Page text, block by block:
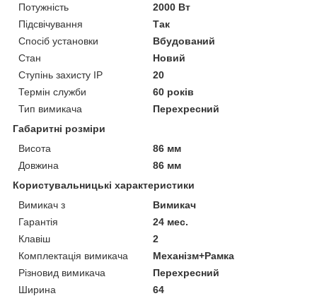
Потужність
2000 Вт
Підсвічування
Так
Спосіб установки
Вбудований
Стан
Новий
Ступінь захисту IP
20
Термін служби
60 років
Тип вимикача
Перехресний
Габаритні розміри
Висота
86 мм
Довжина
86 мм
Користувальницькі характеристики
Вимикач з
Вимикач
Гарантія
24 мес.
Клавіш
2
Комплектація вимикача
Механізм+Рамка
Різновид вимикача
Перехресний
Ширина
64